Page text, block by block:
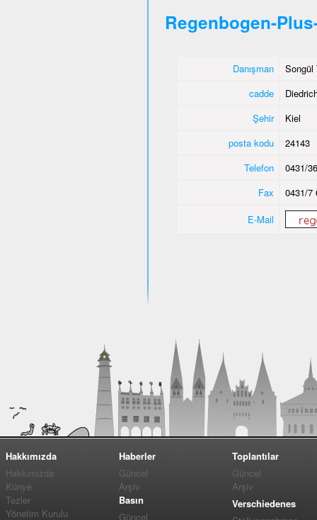
Regenbogen-
Danışman
Songül
cadde
Şehir
Kiel
posta kodu
24143
Telefon
0431/
Fax
0431/7
E-Mail
Hakkımızda
Hakkımızda
Künye
Tezler
Yönetim Kurulu
Haberler
Güncel
Arşiv
Basın
Güncel
Toplantılar
Güncel
Arşiv
Verschiedenes